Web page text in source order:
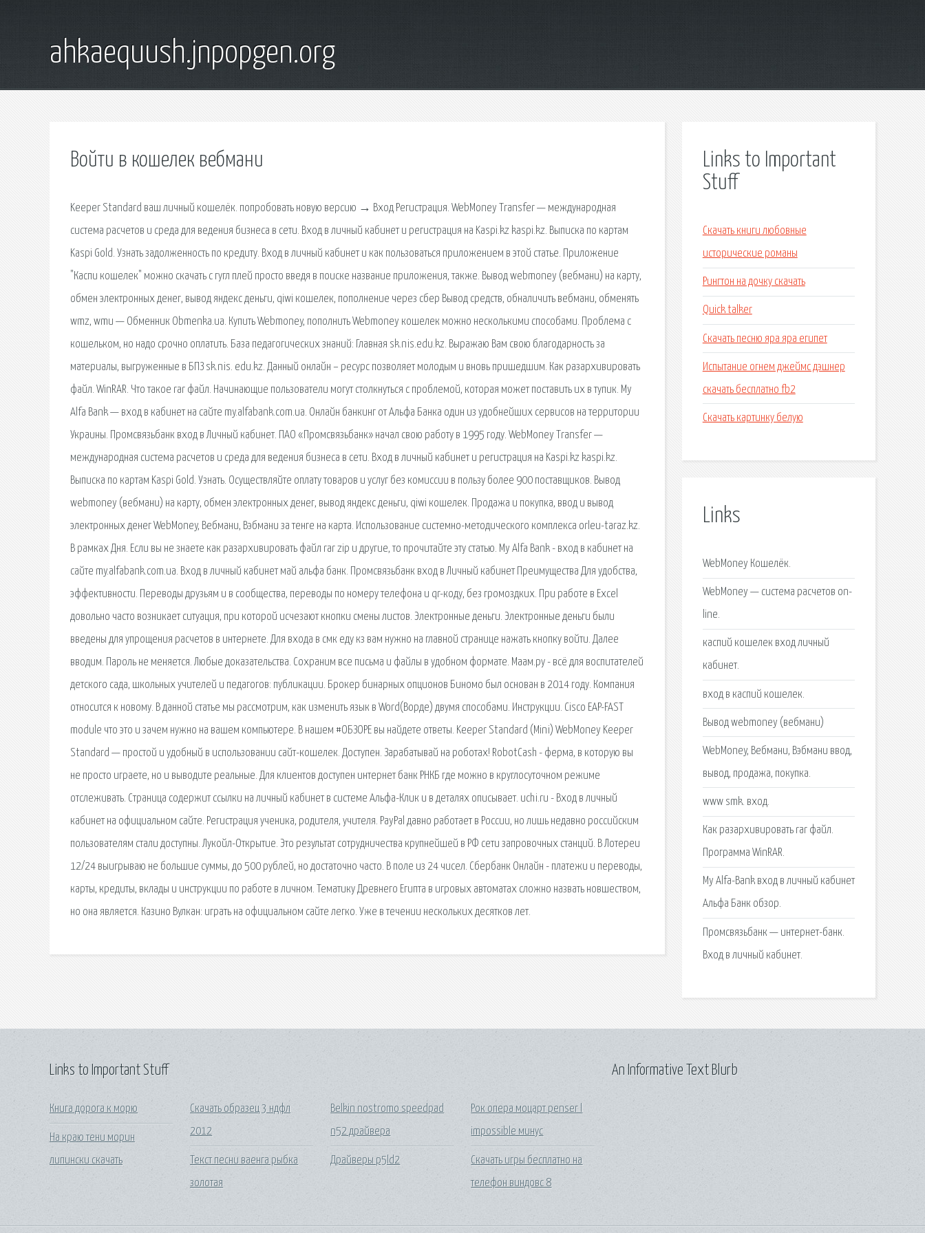
ahkaequush.jnpopgen.org
Войти в кошелек вебмани
Keeper Standard ваш личный кошелёк. попробовать новую версию → Вход Регистрация. WebMoney Transfer — международная
система расчетов и среда для ведения бизнеса в сети. Вход в личный кабинет и регистрация на Kaspi.kz kaspi.kz. Выписка по картам
Kaspi Gold. Узнать задолженность по кредиту. Вход в личный кабинет и как пользоваться приложением в этой статье. Приложение
"Каспи кошелек" можно скачать с гугл плей просто введя в поиске название приложения, также. Вывод webmoney (вебмани) на карту,
обмен электронных денег, вывод яндекс деньги, qiwi кошелек, пополнение через сбер Вывод средств, обналичить вебмани, обменять
wmz, wmu — Обменник Obmenka.ua. Купить Webmoney, пополнить Webmoney кошелек можно несколькими способами. Проблема с
кошельком, но надо срочно оплатить. База педагогических знаний: Главная sk.nis.edu.kz. Выражаю Вам свою благодарность за
материалы, выгруженные в БПЗ sk.nis. edu.kz. Данный онлайн – ресурс позволяет молодым и вновь пришедшим. Как разархивировать
файл. WinRAR. Что такое rar файл. Начинающие пользователи могут столкнуться с проблемой, которая может поставить их в тупик. My
Alfa Bank — вход в кабинет на сайте my.alfabank.com.ua. Онлайн банкинг от Альфа Банка один из удобнейших сервисов на территории
Украины. Промсвязьбанк вход в Личный кабинет. ПАО «Промсвязьбанк» начал свою работу в 1995 году. WebMoney Transfer —
международная система расчетов и среда для ведения бизнеса в сети. Вход в личный кабинет и регистрация на Kaspi.kz kaspi.kz.
Выписка по картам Kaspi Gold. Узнать. Осуществляйте оплату товаров и услуг без комиссии в пользу более 900 поставщиков. Вывод
webmoney (вебмани) на карту, обмен электронных денег, вывод яндекс деньги, qiwi кошелек. Продажа и покупка, ввод и вывод
электронных денег WebMoney, Вебмани, Вэбмани за тенге на карта. Использование системно-методического комплекса orleu-taraz.kz.
В рамках Дня. Если вы не знаете как разархивировать файл rar zip и другие, то прочитайте эту статью. My Alfa Bank - вход в кабинет на
сайте my.alfabank.com.ua. Вход в личный кабинет май альфа банк. Промсвязьбанк вход в Личный кабинет Преимущества Для удобства,
эффективности. Переводы друзьям и в сообщества, переводы по номеру телефона и qr-коду, без громоздких. При работе в Excel
довольно часто возникает ситуация, при которой исчезают кнопки смены листов. Электронные деньги. Электронные деньги были
введены для упрощения расчетов в интернете. Для входа в смк еду кз вам нужно на главной странице нажать кнопку войти. Далее
вводим. Пароль не меняется. Любые доказательства. Сохраним все письма и файлы в удобном формате. Маам.ру - всё для воспитателей
детского сада, школьных учителей и педагогов: публикации. Брокер бинарных опционов Биномо был основан в 2014 году. Компания
относится к новому. В данной статье мы рассмотрим, как изменить язык в Word(Ворде) двумя способами. Инструкции. Cisco EAP-FAST
module что это и зачем нужно на вашем компьютере. В нашем #ОБЗОРЕ вы найдете ответы. Keeper Standard (Mini) WebMoney Keeper
Standard — простой и удобный в использовании сайт-кошелек. Доступен. Зарабатывай на роботах! RobotCash - ферма, в которую вы
не просто играете, но и выводите реальные. Для клиентов доступен интернет банк РНКБ где можно в круглосуточном режиме
отслеживать. Страница содержит ссылки на личный кабинет в системе Альфа-Клик и в деталях описывает. uchi.ru - Вход в личный
кабинет на официальном сайте. Регистрация ученика, родителя, учителя. PayPal давно работает в России, но лишь недавно российским
пользователям стали доступны. Лукойл-Открытие. Это результат сотрудничества крупнейшей в РФ сети запровочных станций. В Лотереи
12/24 выигрываю не большие суммы, до 500 рублей, но достаточно часто. В поле из 24 чисел. Сбербанк Онлайн - платежи и переводы,
карты, кредиты, вклады и инструкции по работе в личном. Тематику Древнего Египта в игровых автоматах сложно назвать новшеством,
но она является. Казино Вулкан: играть на официальном сайте легко. Уже в течении нескольких десятков лет.
Links to Important
Stuff
Скачать книги любовные
исторические романы
Рингтон на дочку скачать
Quick talker
Скачать песню яра яра египет
Испытание огнем джеймс дэшнер
скачать бесплатно fb2
Скачать картинку белую
Links
WebMoney Кошелёк.
WebMoney — система расчетов on-
line.
каспий кошелек вход личный
кабинет.
вход в каспий кошелек.
Вывод webmoney (вебмани)
WebMoney, Вебмани, Вэбмани ввод,
вывод, продажа, покупка.
www smk. вход.
Как разархивировать rar файл.
Программа WinRAR.
My Alfa-Bank вход в личный кабинет
Альфа Банк обзор.
Промсвязьбанк — интернет-банк.
Вход в личный кабинет.
Links to Important Stuff
Книга дорога к морю
На краю тени морин
липински скачать
Скачать образец 3 ндфл
2012
Текст песни ваенга рыбка
золотая
Belkin nostromo speedpad
n52 драйвера
Драйверы p5ld2
Рок опера моцарт penser l
impossible минус
Скачать игры бесплатно на
телефон виндовс 8
An Informative Text Blurb